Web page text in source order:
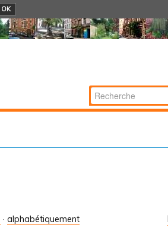
OK
Chercher par
Recherche
· alphabétiquement